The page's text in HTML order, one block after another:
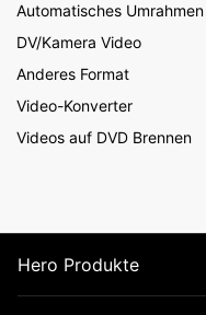
Automatisches Umrahmen
DV/Kamera Video
Anderes Format
Video-Konverter
Videos auf DVD Brennen
Hero Produkte